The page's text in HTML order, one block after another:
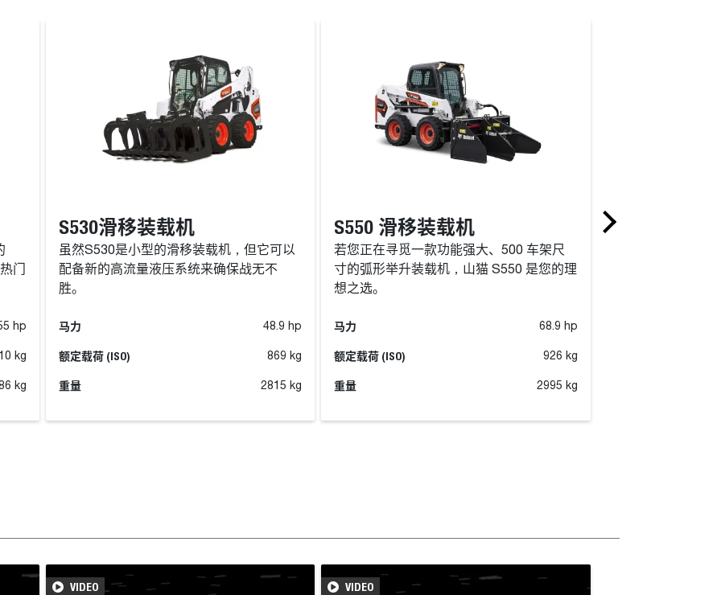
门
hp
kg
kg
S530滑移装载机
虽然S530是小型的滑移装载机，但它可以
配备新的高流量液压系统来确保战无不
胜。
马力 48.9 hp
额定载荷 (ISO) 869 kg
重量 2815 kg
S550 滑移装载机
若您正在寻觅一款功能强大、500 车架尺
寸的弧形举升装载机，山猫 S550 是您的理
想之选。
马力 68.9 hp
额定载荷 (ISO) 926 kg
重量 2995 kg
S590 滑移装
VIDEO VIDEO